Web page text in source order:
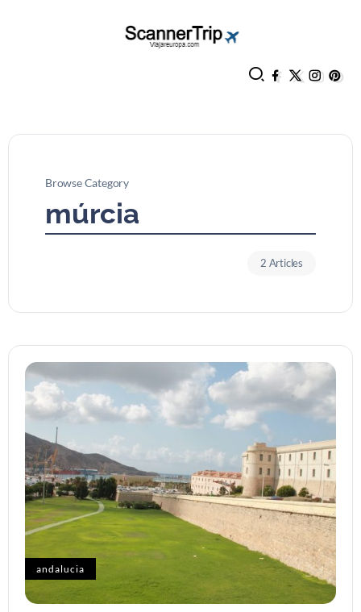
Browse Category
múrcia
2 Articles
andalucia